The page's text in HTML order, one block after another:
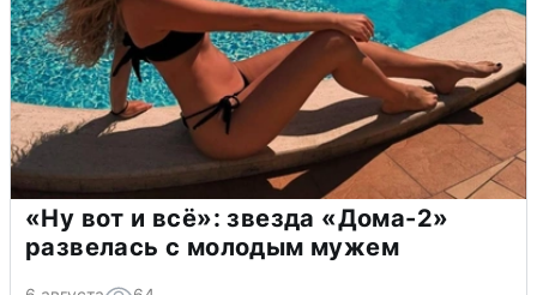
«Ну вот и всё»: звезда «Дома-2»
развелась с молодым мужем